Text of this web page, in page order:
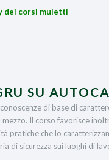
dei corsi muletti
SU
di base di
mezzo. Il corso favorisce
pratiche che lo
di sicurezza sui luoghi di